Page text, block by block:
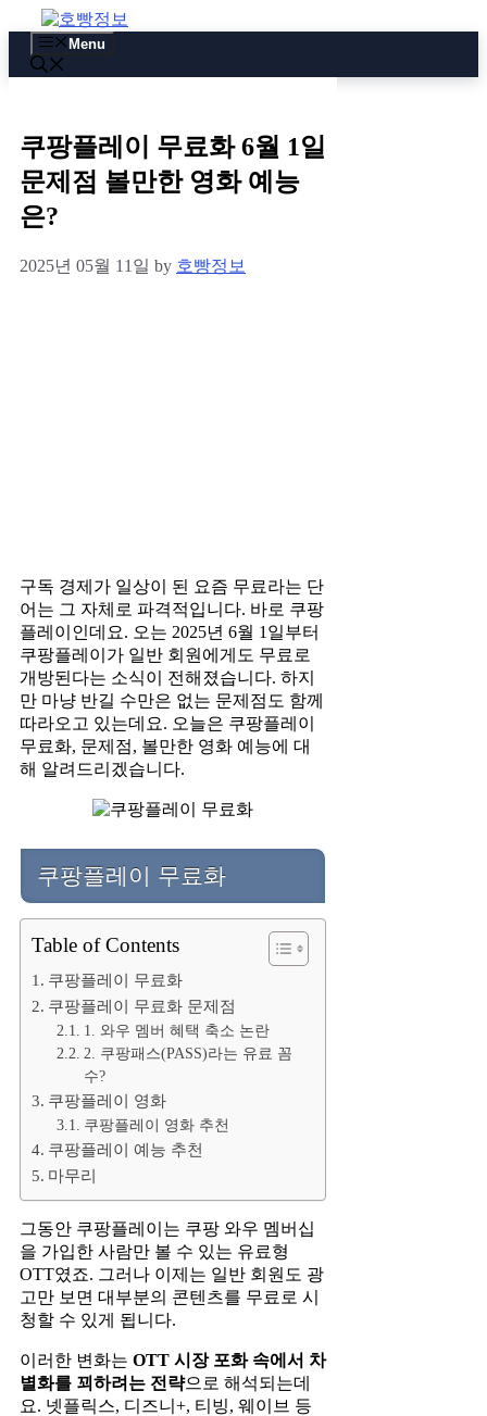
to
content
Menu
쿠팡플레이 무료화 6월 1일
문제점 볼만한 영화 예능
은?
2025년 05월 11일 by 호빵정보
구독 경제가 일상이 된 요즘 무료라는 단
어는 그 자체로 파격적입니다. 바로 쿠팡
플레이인데요. 오는 2025년 6월 1일부터
쿠팡플레이가 일반 회원에게도 무료로
개방된다는 소식이 전해졌습니다. 하지
만 마냥 반길 수만은 없는 문제점도 함께
따라오고 있는데요. 오늘은 쿠팡플레이
무료화, 문제점, 볼만한 영화 예능에 대
해 알려드리겠습니다.
쿠팡플레이 무료화
Table of Contents
쿠팡플레이 무료화
쿠팡플레이 무료화 문제점
1. 와우 멤버 혜택 축소 논란
2. 쿠팡패스(PASS)라는 유료 꼼
수?
쿠팡플레이 영화
쿠팡플레이 영화 추천
쿠팡플레이 예능 추천
마무리
그동안 쿠팡플레이는 쿠팡 와우 멤버십
을 가입한 사람만 볼 수 있는 유료형
OTT였죠. 그러나 이제는 일반 회원도 광
고만 보면 대부분의 콘텐츠를 무료로 시
청할 수 있게 됩니다.
이러한 변화는 OTT 시장 포화 속에서 차
별화를 꾀하려는 전략으로 해석되는데
요. 넷플릭스, 디즈니+, 티빙, 웨이브 등